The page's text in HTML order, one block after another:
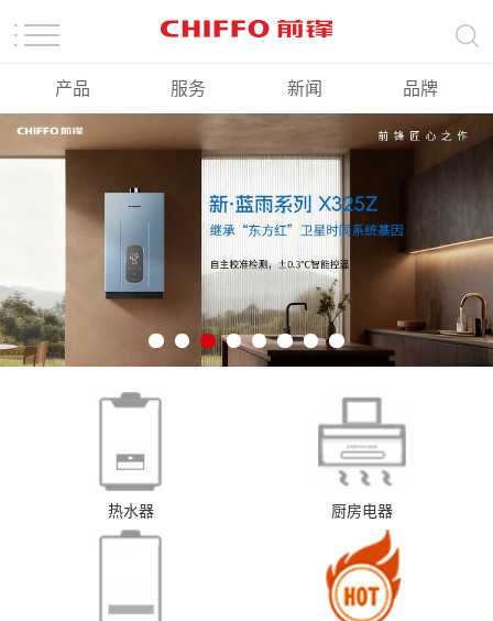
产品 服务 新闻 品牌
热水器 厨房电器